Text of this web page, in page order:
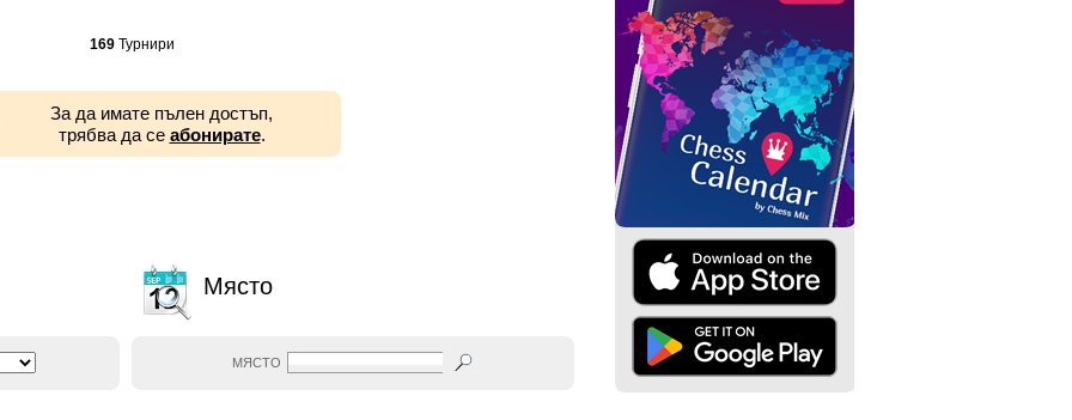
169Турнири
За да имате пълен достъп,
трябва да се абонирате.
Място
МЯСТО